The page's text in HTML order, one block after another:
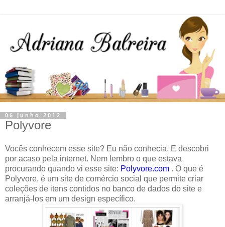
06 junho 2012
Polyvore
Vocês conhecem esse site? Eu não conhecia. E descobri
por acaso pela internet. Nem lembro o que estava
procurando quando vi esse site: Polyvore.com . O que é
Polyvore, é um site de comércio social que permite criar
coleções de itens contidos no banco de dados do site e
arranjá-los em um design específico.